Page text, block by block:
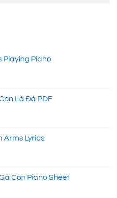
Playing Piano
Là Đá PDF
Arms Lyrics
Con Piano Sheet